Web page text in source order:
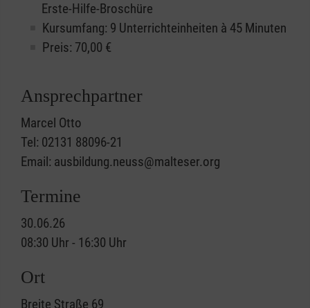
Erste-Hilfe-Broschüre
Kursumfang: 9 Unterrichteinheiten à 45 Minuten
Preis: 70,00 €
Ansprechpartner
Marcel Otto
Tel: 02131 88096-21
Email: ausbildung.neuss@malteser.org
Termine
30.06.26
08:30 Uhr - 16:30 Uhr
Ort
Breite Straße 69